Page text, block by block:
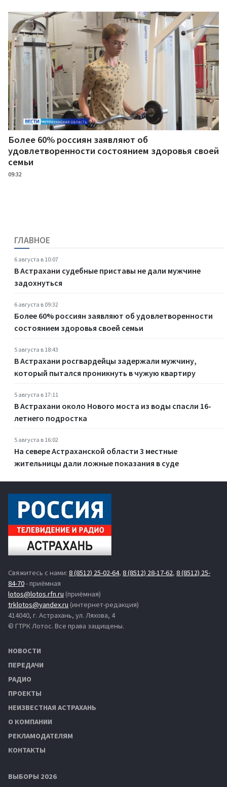
Более 60% россиян заявляют об
удовлетворенности состоянием здоровья своей
семьи
09:32
ГЛАВНОЕ
6 августа в 10:07
В Астрахани судебные приставы не дали мужчине
задохнуться
6 августа в 09:32
Более 60% россиян заявляют об удовлетворенности
состоянием здоровья своей семьи
5 августа в 18:43
В Астрахани росгвардейцы задержали мужчину,
который пытался проникнуть в чужую квартиру
5 августа в 17:11
В Астрахани около Нового моста из воды спасли 16-
летнего подростка
5 августа в 16:02
На севере Астраханской области 3 местные
жительницы дали ложные показания в суде
Свяжитесь с нами: 8 (8512) 25-02-64, 8 (8512) 28-17-62, 8 (8512) 25-
84-70- приёмная
lotos@lotos.rfn.ru (приёмная)
trklotos@yandex.ru (интернет-редакция)
414040, г. Астрахань, ул. Ляхова, 4
© ГТРК Лотос. Все права защищены.
НОВОСТИ
ПЕРЕДАЧИ
РАДИО
ПРОЕКТЫ
НЕИЗВЕСТНАЯ АСТРАХАНЬ
О КОМПАНИИ
РЕКЛАМОДАТЕЛЯМ
КОНТАКТЫ
ВЫБОРЫ 2026